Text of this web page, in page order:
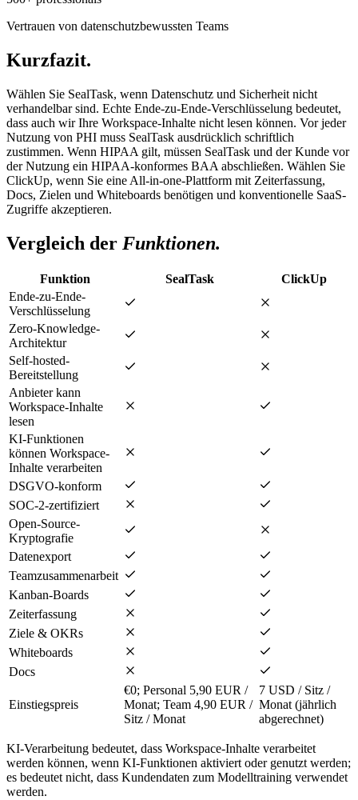
Vertrauen von datenschutzbewussten Teams
Kurzfazit.
Wählen Sie SealTask, wenn Datenschutz und Sicherheit nicht
verhandelbar sind. Echte Ende-zu-Ende-Verschlüsselung bedeutet,
dass auch wir Ihre Workspace-Inhalte nicht lesen können. Vor jeder
Nutzung von PHI muss SealTask ausdrücklich schriftlich
zustimmen. Wenn HIPAA gilt, müssen SealTask und der Kunde vor
der Nutzung ein HIPAA-konformes BAA abschließen. Wählen Sie
ClickUp, wenn Sie eine All-in-one-Plattform mit Zeiterfassung,
Docs, Zielen und Whiteboards benötigen und konventionelle SaaS-
Zugriffe akzeptieren.
Vergleich der Funktionen.
Funktion SealTask
ClickUp
Ende-zu-Ende-
Verschlüsselung
Zero-Knowledge-
Architektur
Self-hosted-
Bereitstellung
Anbieter kann
Workspace-Inhalte
lesen
KI-Funktionen
können Workspace-
Inhalte verarbeiten
DSGVO-konform
SOC-2-zertifiziert
Open-Source-
Kryptografie
Datenexport
Teamzusammenarbeit
Kanban-Boards
Zeiterfassung
Ziele & OKRs
Whiteboards
Docs
Einstiegspreis
€0; Personal 5,90 EUR /
Monat; Team 4,90 EUR /
Sitz / Monat
7 USD / Sitz /
Monat (jährlich
abgerechnet)
KI-Verarbeitung bedeutet, dass Workspace-Inhalte verarbeitet
werden können, wenn KI-Funktionen aktiviert oder genutzt werden;
es bedeutet nicht, dass Kundendaten zum Modelltraining verwendet
werden.